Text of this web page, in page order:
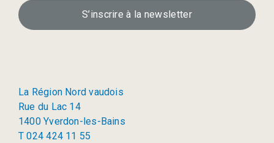
S’inscrire à la newsletter
La Région Nord vaudois
Rue du Lac 14
1400 Yverdon-les-Bains
T 024 424 11 55